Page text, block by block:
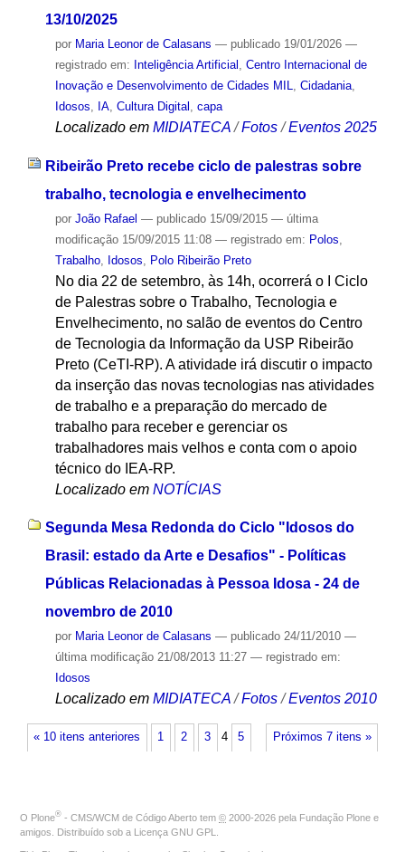
13/10/2025
por Maria Leonor de Calasans — publicado19/01/2026 —
registrado em: Inteligência Artificial
Centro Internacional de
Inovação e Desenvolvimento de Cidades MIL
Cidadania,
Idosos
IA, Cultura Digital capa
Localizado em MIDIATECA /Fotos /Eventos 2025
Ribeirão Preto recebe ciclo de palestras sobre
trabalho, tecnologia e envelhecimento
por João Rafael — publicado15/09/2015 — última
modificação15/09/2015 11:08 — registrado em: Polos
Trabalho, Idosos Polo Ribeirão Preto
No dia 22 de setembro, às 14h, ocorrerá o I Ciclo
de Palestras sobre o Trabalho, Tecnologia e
Envelhecimento, no salão de eventos do Centro
de Tecnologia da Informação da USP Ribeirão
Preto (CeTI-RP). A atividade irá discutir o impacto
da inserção das novas tecnologias nas atividades
de trabalho e a preparação do mercado de
trabalho para receber e gerenciar os
trabalhadores mais velhos e conta com o apoio
técnico do IEA-RP.
Localizado em NOTÍCIAS
Segunda Mesa Redonda do Ciclo "Idosos do
Brasil: estado da Arte e Desafios" - Políticas
Públicas Relacionadas à Pessoa Idosa - 24 de
novembro de 2010
por Maria Leonor de Calasans — publicado24/11/2010 —
última modificação21/08/2013 11:27 — registrado em:
Idosos
Localizado em MIDIATECA /Fotos /Eventos 2010
« 10 itens anteriores Próximos 7 itens »
1 2 3 4 5
O Plone® - CMS/WCM de Código Aberto tem © 2000-2026 pela Fundação Plone e
amigos. Distribuído sob a Licença GNU GPL